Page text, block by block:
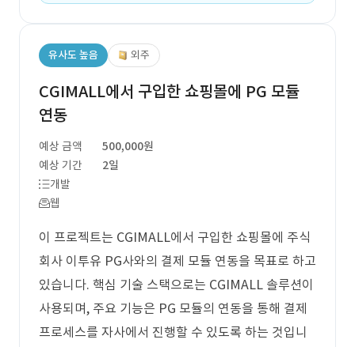
유사도 높음 외주
CGIMALL에서 구입한 쇼핑몰에 PG 모듈
연동
예상 금액
500,000원
예상 기간
2일
개발
웹
이 프로젝트는 CGIMALL에서 구입한 쇼핑몰에 주식
회사 이투유 PG사와의 결제 모듈 연동을 목표로 하고
있습니다. 핵심 기술 스택으로는 CGIMALL 솔루션이
사용되며, 주요 기능은 PG 모듈의 연동을 통해 결제
프로세스를 자사에서 진행할 수 있도록 하는 것입니